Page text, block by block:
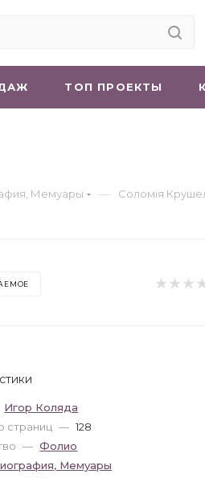
ТОП ПРОЕКТЫ
Мемуары — Соломія
Игор Коляда
страниц — 128
— Фолио
Мемуары